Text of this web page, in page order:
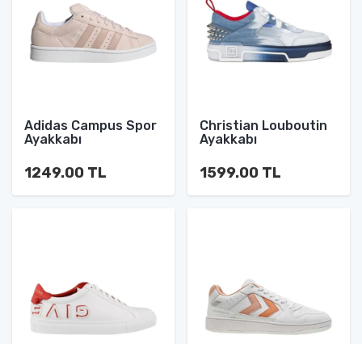
Adidas Campus Spor
Ayakkabı
1249.00 TL
Christian Louboutin
Ayakkabı
1599.00 TL